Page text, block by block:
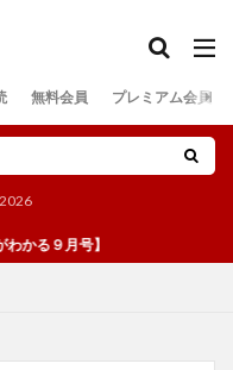
無料会員 プレミアム会員
る９月号】